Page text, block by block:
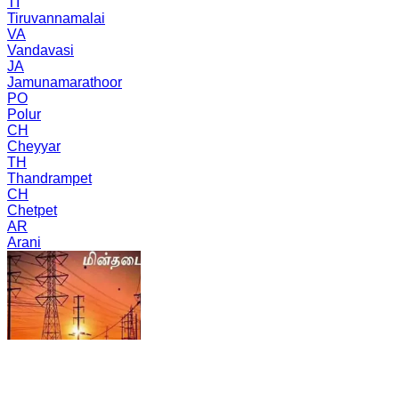
Tiruvannamalai
VA
Vandavasi
JA
Jamunamarathoor
PO
Polur
CH
Cheyyar
TH
Thandrampet
CH
Chetpet
AR
Arani